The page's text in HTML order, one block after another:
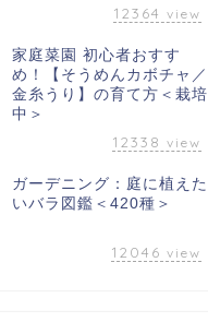
12364 view
家庭菜園 初心者おすす
め！【そうめんカボチャ／
金糸うり】の育て方＜栽培
中＞
12338 view
ガーデニング：庭に植えた
いバラ図鑑＜420種＞
12046 view